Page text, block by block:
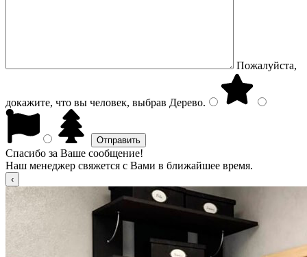
Пожалуйста,
докажите, что вы человек, выбрав Дерево.
Спасибо за Ваше сообщение!
Наш менеджер свяжется с Вами в ближайшее время.